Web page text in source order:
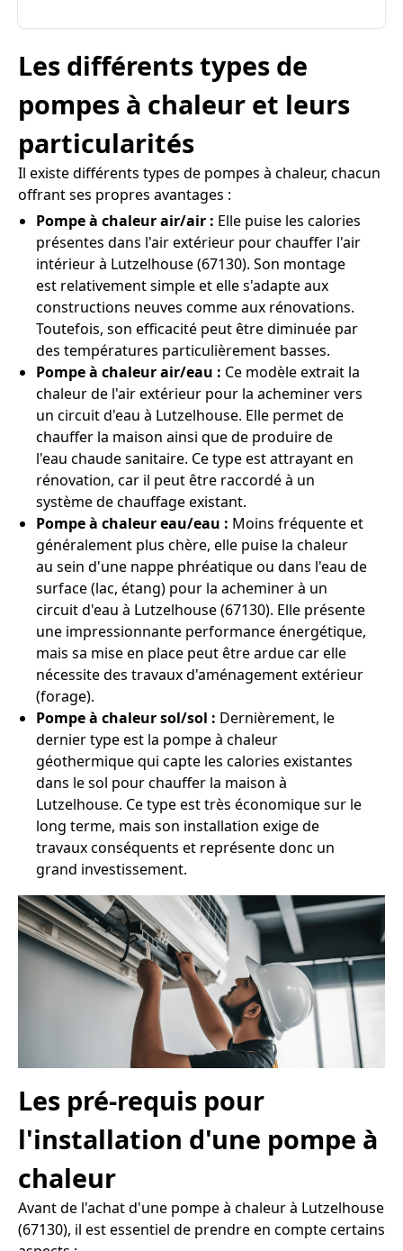
Les différents types de
pompes à chaleur et leurs
particularités
Il existe différents types de pompes à chaleur, chacun
offrant ses propres avantages :
Pompe à chaleur air/air : Elle puise les calories
présentes dans l'air extérieur pour chauffer l'air
intérieur à Lutzelhouse (67130). Son montage
est relativement simple et elle s'adapte aux
constructions neuves comme aux rénovations.
Toutefois, son efficacité peut être diminuée par
des températures particulièrement basses.
Pompe à chaleur air/eau : Ce modèle extrait la
chaleur de l'air extérieur pour la acheminer vers
un circuit d'eau à Lutzelhouse. Elle permet de
chauffer la maison ainsi que de produire de
l'eau chaude sanitaire. Ce type est attrayant en
rénovation, car il peut être raccordé à un
système de chauffage existant.
Pompe à chaleur eau/eau : Moins fréquente et
généralement plus chère, elle puise la chaleur
au sein d'une nappe phréatique ou dans l'eau de
surface (lac, étang) pour la acheminer à un
circuit d'eau à Lutzelhouse (67130). Elle présente
une impressionnante performance énergétique,
mais sa mise en place peut être ardue car elle
nécessite des travaux d'aménagement extérieur
(forage).
Pompe à chaleur sol/sol : Dernièrement, le
dernier type est la pompe à chaleur
géothermique qui capte les calories existantes
dans le sol pour chauffer la maison à
Lutzelhouse. Ce type est très économique sur le
long terme, mais son installation exige de
travaux conséquents et représente donc un
grand investissement.
Les pré-requis pour
l'installation d'une pompe à
chaleur
Avant de l'achat d'une pompe à chaleur à Lutzelhouse
(67130), il est essentiel de prendre en compte certains